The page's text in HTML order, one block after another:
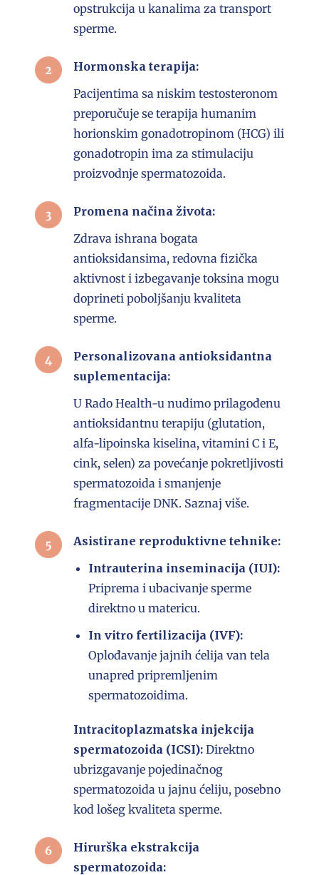
opstrukcija u kanalima za transport
sperme.
Hormonska terapija:
Pacijentima sa niskim testosteronom
preporučuje se terapija humanim
horionskim gonadotropinom (HCG) ili
gonadotropin ima za stimulaciju
proizvodnje spermatozoida.
Promena načina života:
Zdrava ishrana bogata
antioksidansima, redovna fizička
aktivnost i izbegavanje toksina mogu
doprineti poboljšanju kvaliteta
sperme.
Personalizovana antioksidantna
suplementacija:
U Rado Health-u nudimo prilagođenu
antioksidantnu terapiju (glutation,
alfa-lipoinska kiselina, vitamini C i E,
cink, selen) za povećanje pokretljivosti
spermatozoida i smanjenje
fragmentacije DNK. Saznaj više.
Asistirane reproduktivne tehnike:
Intrauterina inseminacija (IUI):
Priprema i ubacivanje sperme
direktno u matericu.
In vitro fertilizacija (IVF):
Oplođavanje jajnih ćelija van tela
unapred pripremljenim
spermatozoidima.
Intracitoplazmatska injekcija
spermatozoida (ICSI): Direktno
ubrizgavanje pojedinačnog
spermatozoida u jajnu ćeliju, posebno
kod lošeg kvaliteta sperme.
Hirurška ekstrakcija
spermatozoida: